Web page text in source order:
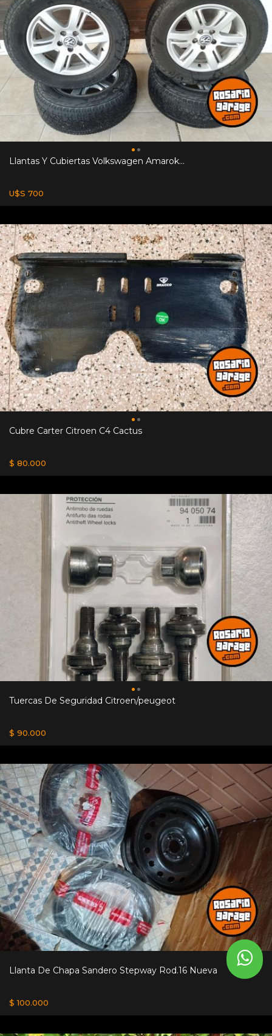
Llantas Y Cubiertas Volkswagen Amarok...
U$S 700
Cubre Carter Citroen C4 Cactus
$ 80.000
Tuercas De Seguridad Citroen/peugeot
$ 90.000
Llanta De Chapa Sandero Stepway Rod.16 Nueva
$ 100.000